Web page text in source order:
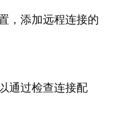
，添加远程连接的
通过检查连接配